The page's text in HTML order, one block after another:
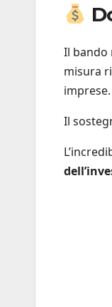
Il bando
misura
imprese.
Il